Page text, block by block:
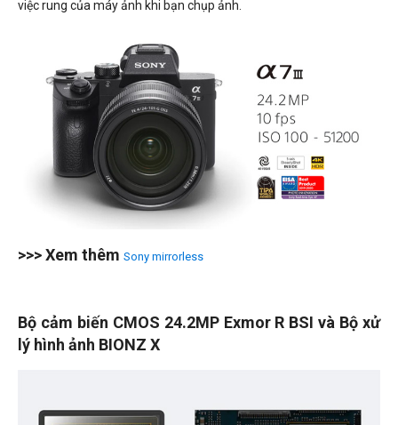
việc rung của máy ảnh khi bạn chụp ảnh.
>>> Xem thêm Sony mirrorless
Bộ cảm biến CMOS 24.2MP Exmor R BSI và Bộ xử
lý hình ảnh BIONZ X